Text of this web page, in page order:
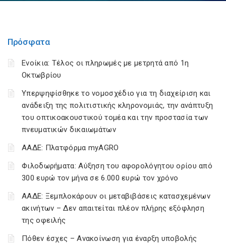
Πρόσφατα
Ενοίκια: Τέλος οι πληρωμές με μετρητά από 1η
Οκτωβρίου
Υπερψηφίσθηκε το νομοσχέδιο για τη διαχείριση και
ανάδειξη της πολιτιστικής κληρονομιάς, την ανάπτυξη
του οπτικοακουστικού τομέα και την προστασία των
πνευματικών δικαιωμάτων
ΑΑΔΕ: Πλατφόρμα myAGRO
Φιλοδωρήματα: Αύξηση του αφορολόγητου ορίου από
300 ευρώ τον μήνα σε 6.000 ευρώ τον χρόνο
ΑΑΔΕ: Ξεμπλοκάρουν οι μεταβιβάσεις κατασχεμένων
ακινήτων – Δεν απαιτείται πλέον πλήρης εξόφληση
της οφειλής
Πόθεν έσχες – Ανακοίνωση για έναρξη υποβολής